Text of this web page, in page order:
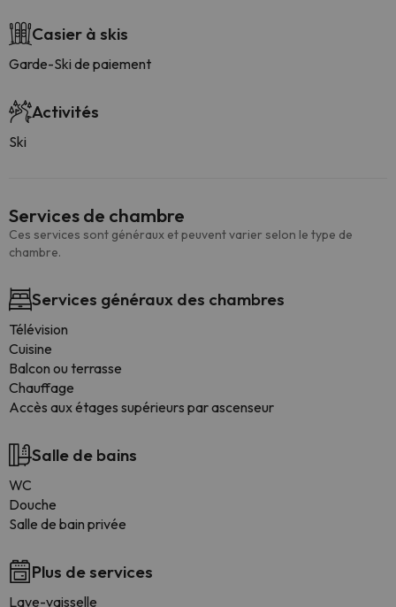
Casier à skis
Garde-Ski de paiement
Activités
Ski
Services de chambre
Ces services sont généraux et peuvent varier selon le type de
chambre.
Services généraux des chambres
Télévision
Cuisine
Balcon ou terrasse
Chauffage
Accès aux étages supérieurs par ascenseur
Salle de bains
WC
Douche
Salle de bain privée
Plus de services
Lave-vaisselle